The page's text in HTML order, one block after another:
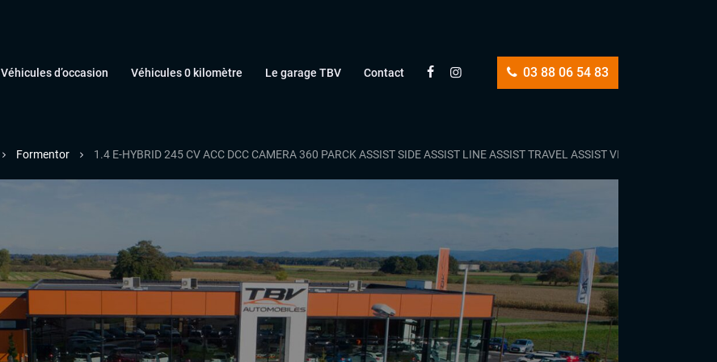
03 88 06 54 83
Véhicules d’occasion Véhicules 0 kilomètre Le garage TBV Contact
Formentor 1.4 E-HYBRID 245 CV ACC DCC CAMERA 360 PARCK ASSIST SIDE ASSIST LINE ASSIST TRAVEL ASSIST VIRTUAL